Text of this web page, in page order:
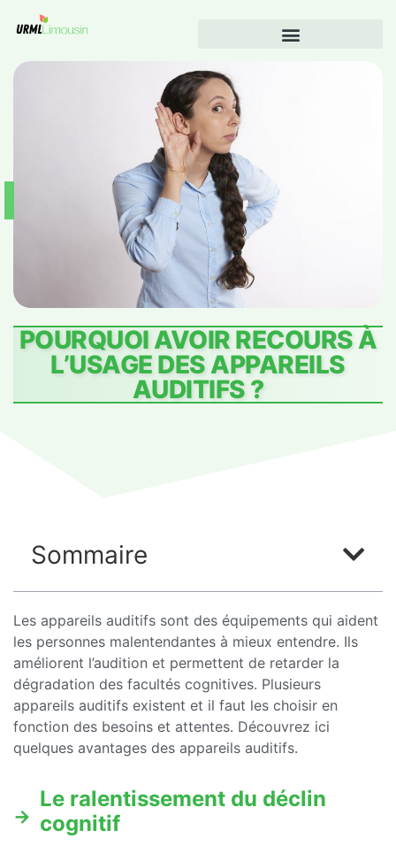
POURQUOI AVOIR RECOURS À
L’USAGE DES APPAREILS
AUDITIFS ?
Sommaire
Les appareils auditifs sont des équipements qui aident
les personnes malentendantes à mieux entendre. Ils
améliorent l’audition et permettent de retarder la
dégradation des facultés cognitives. Plusieurs
appareils auditifs existent et il faut les choisir en
fonction des besoins et attentes. Découvrez ici
quelques avantages des appareils auditifs.
Le ralentissement du déclin
cognitif